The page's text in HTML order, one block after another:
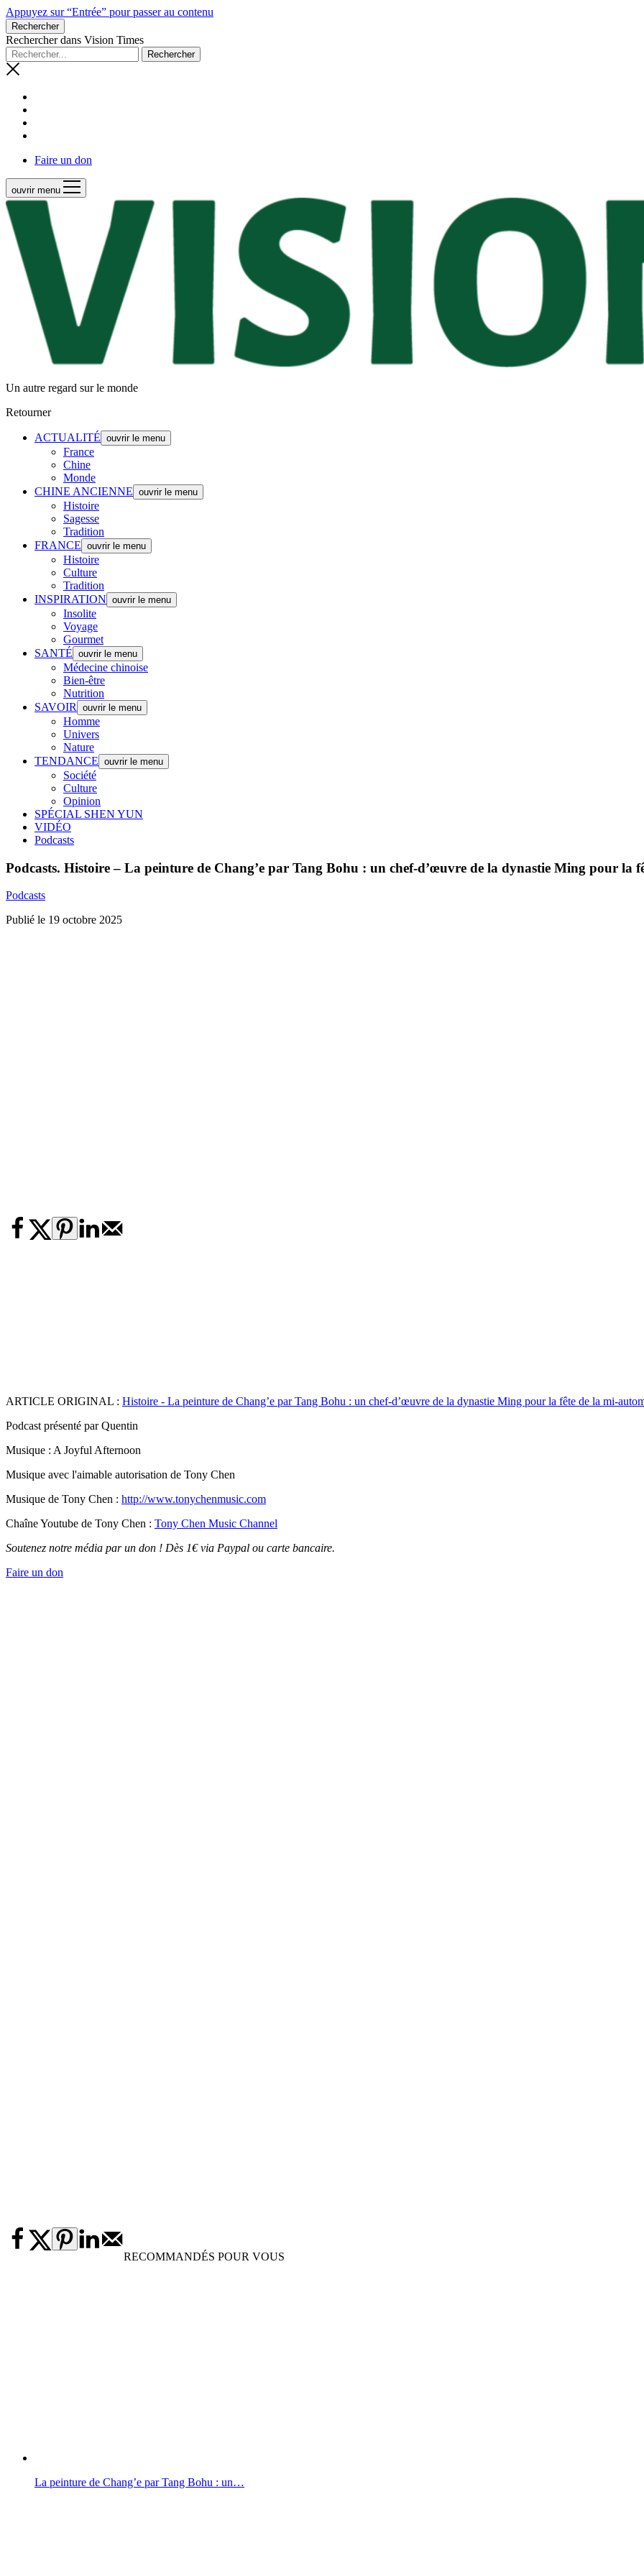
Appuyez sur “Entrée” pour passer au contenu
Rechercher
Rechercher dans Vision Times
Faire un don
ouvrir menu
Un autre regard sur le monde
Retourner
ACTUALITÉ ouvrir le menu
France
Chine
Monde
CHINE ANCIENNE ouvrir le menu
Histoire
Sagesse
Tradition
FRANCE ouvrir le menu
Histoire
Culture
Tradition
INSPIRATION ouvrir le menu
Insolite
Voyage
Gourmet
SANTÉ ouvrir le menu
Médecine chinoise
Bien-être
Nutrition
SAVOIR
ouvrir le menu
Homme
Univers
Nature
TENDANCE ouvrir le menu
Société
Culture
Opinion
SPÉCIAL SHEN YUN
VIDÉO
Podcasts
Podcasts. Histoire – La peinture de Chang’e par Tang Bohu : un chef-d’œuvre de la dynastie Ming pour la
Podcasts
Publié le 19 octobre 2025
ARTICLE ORIGINAL : Histoire - La peinture de Chang’e par Tang Bohu : un chef-d’œuvre de la dynastie Ming pour la fête de la mi-
Podcast présenté par Quentin
Musique : A Joyful Afternoon
Musique avec l'aimable autorisation de Tony Chen
Musique de Tony Chen : http://www.tonychenmusic.com
Chaîne Youtube de Tony Chen : Tony Chen Music Channel
Soutenez notre média par un don ! Dès 1€ via Paypal ou carte bancaire.
Faire un don
RECOMMANDÉS POUR VOUS
La peinture de Chang’e par Tang Bohu : un…